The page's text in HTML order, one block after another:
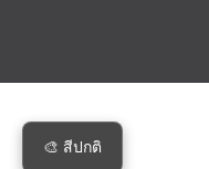
🎨 สีปกติ